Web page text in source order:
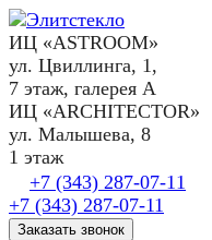
ИЦ «ASTROOM»
ул. Цвиллинга, 1,
7 этаж, галерея А
ИЦ «ARCHITECTOR»
ул. Малышева, 8
1 этаж
+7 (343) 287-07-11
+7 (343) 287-07-11
Заказать звонок